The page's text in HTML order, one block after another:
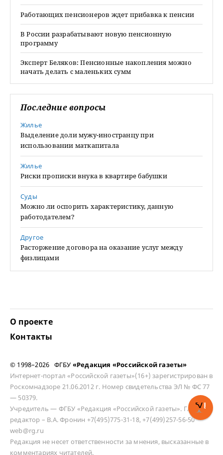
Работающих пенсионеров ждет прибавка к пенсии
В России разрабатывают новую пенсионную
программу
Эксперт Беляков: Пенсионные накопления можно
начать делать с маленьких сумм
Последние вопросы
Жилье
Выделение доли мужу-иностранцу при
использовании маткапитала
Жилье
Риски прописки внука в квартире бабушки
Суды
Можно ли оспорить характеристику, данную
работодателем?
Другое
Расторжение договора на оказание услуг между
физлицами
О проекте
Контакты
© 1998–2026 ФГБУ «Редакция «Российской газеты»
Интернет-портал «Российской газеты»(16+) зарегистрирован в
Роскомнадзоре 21.06.2012 г. Номер свидетельства ЭЛ № ФС 77
— 50379.
Учредитель — ФГБУ «Редакция «Российской газеты». Главный
редактор – В.А. Фронин +7(495)775-31-18, +7(499)257-56-50
web@rg.ru
Редакция не несет ответственности за мнения, высказанные в
комментариях читателей.